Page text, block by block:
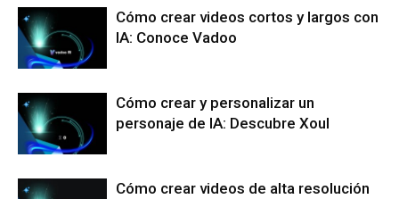
Cómo crear videos cortos y largos con
IA: Conoce Vadoo
Cómo crear y personalizar un
personaje de IA: Descubre Xoul
Cómo crear videos de alta resolución